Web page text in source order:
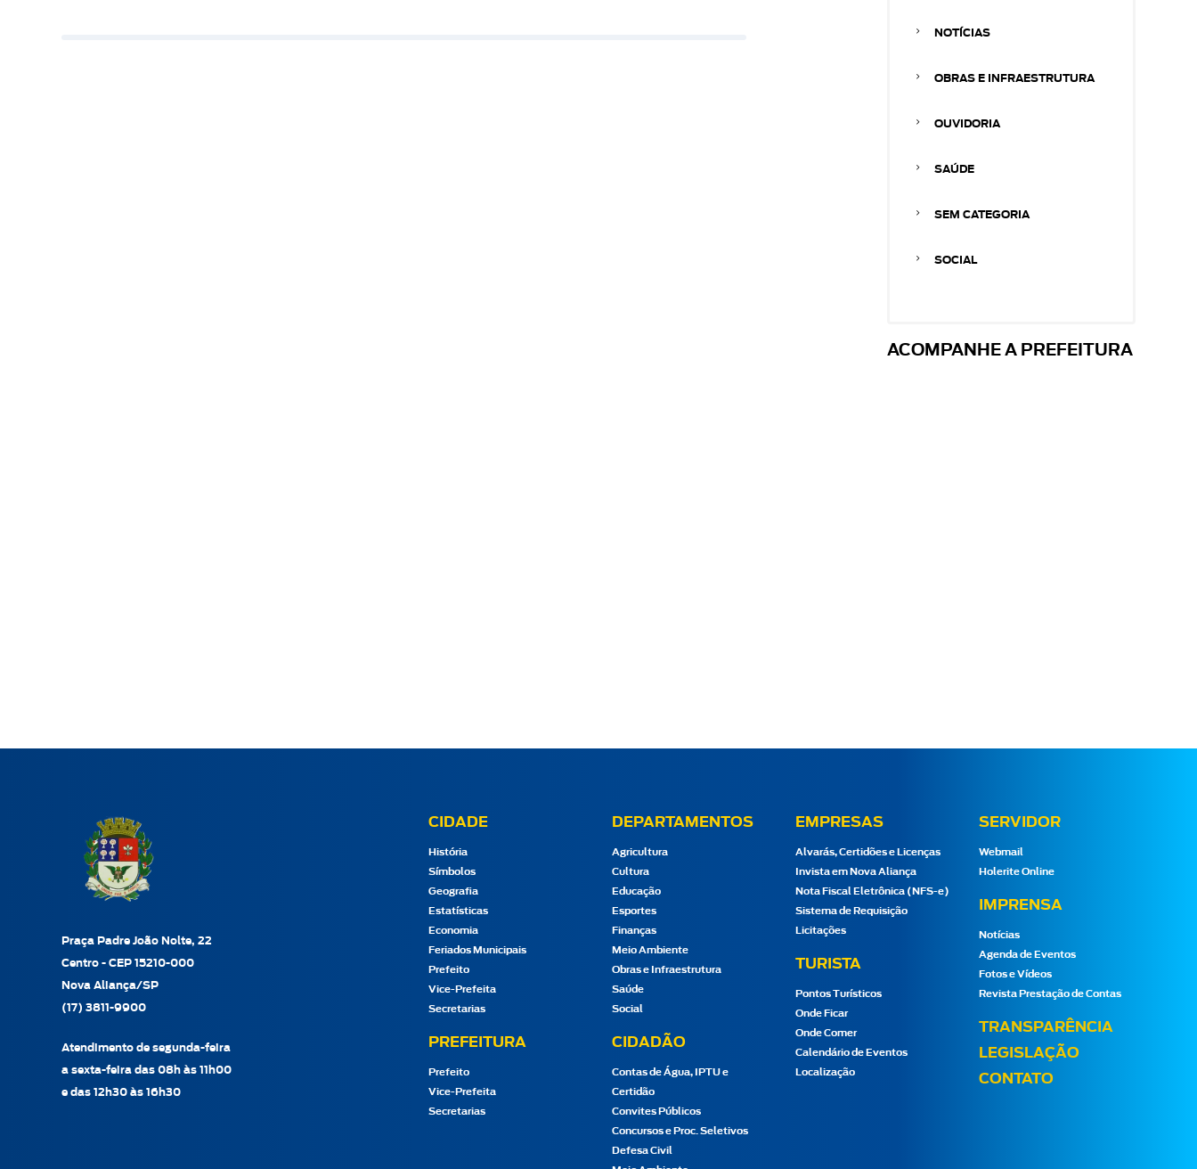
NOTÍCIAS
OBRAS E INFRAESTRUTURA
OUVIDORIA
SAÚDE
SEM CATEGORIA
SOCIAL
ACOMPANHE A PREFEITURA
Praça Padre João Nolte, 22
Centro - CEP 15210-000
Nova Aliança/SP
(17) 3811-9900
Atendimento de segunda-feira
a sexta-feira das 08h às 11h00
e das 12h30 às 16h30
CIDADE
História
Símbolos
Geografia
Estatísticas
Economia
Feriados Municipais
Prefeito
Vice-Prefeita
Secretarias
PREFEITURA
Prefeito
Vice-Prefeita
Secretarias
DEPARTAMENTOS
Agricultura
Cultura
Educação
Esportes
Finanças
Meio Ambiente
Obras e Infraestrutura
Saúde
Social
CIDADÃO
Contas de Água, IPTU e
Certidão
Convites Públicos
Concursos e Proc. Seletivos
Defesa Civil
EMPRESAS
Alvarás, Certidões e Licenças
Invista em Nova Aliança
Nota Fiscal Eletrônica (NFS-e)
Sistema de Requisição
Licitações
TURISTA
Pontos Turísticos
Onde Ficar
Onde Comer
Calendário de Eventos
Localização
SERVIDOR
Webmail
Holerite Online
IMPRENSA
Notícias
Agenda de Eventos
Fotos e Vídeos
Revista Prestação de Contas
TRANSPARÊNCIA
LEGISLAÇÃO
CONTATO